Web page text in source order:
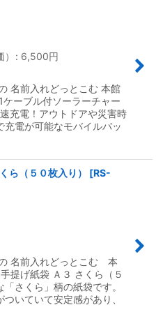
: 6,500円
名前入れどっとこむ 本館
ーブル付ソーラーチャー
充電！アウトドアや災害時
充電が可能なモバイルバッ
ら（５０枚入り） [RS-
名前入れどっとこむ 本
提げ紙袋 Ａ３ さくら（５
さくら」柄の紙袋です。
いていて安定感があり、